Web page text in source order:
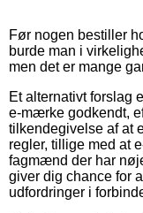
Før nogen bestiller
burde man i
men det er mange
Et alternativt forslag
e-mærke godkendt,
tilkendegivelse af at
regler, tillige med at
fagmænd der har
giver dig chance for
udfordringer i